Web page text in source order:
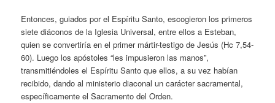
Entonces, guiados por el Espíritu Santo, escogieron los primeros
siete diáconos de la Iglesia Universal, entre ellos a Esteban,
quien se convertiría en el primer mártir-testigo de Jesús (Hc 7,54-
60). Luego los apóstoles “les impusieron las manos”,
transmitiéndoles el Espíritu Santo que ellos, a su vez habían
recibido, dando al ministerio diaconal un carácter sacramental,
específicamente el Sacramento del Orden.